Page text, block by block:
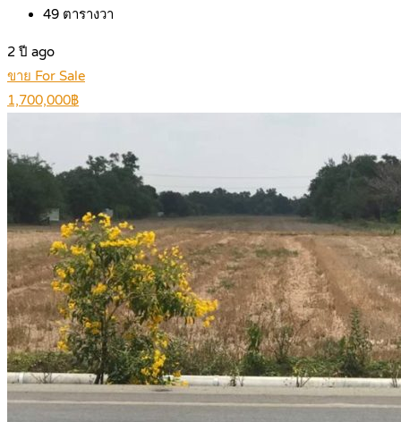
49 ตารางวา
2 ปี ago
ขาย For Sale
1,700,000฿